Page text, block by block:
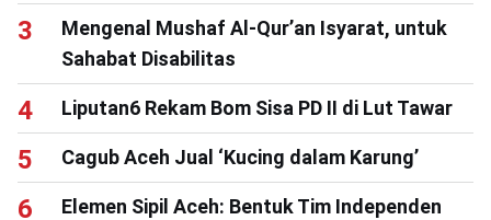
Mengenal Mushaf Al-Qur’an Isyarat, untuk
Sahabat Disabilitas
Liputan6 Rekam Bom Sisa PD II di Lut Tawar
Cagub Aceh Jual ‘Kucing dalam Karung’
Elemen Sipil Aceh: Bentuk Tim Independen